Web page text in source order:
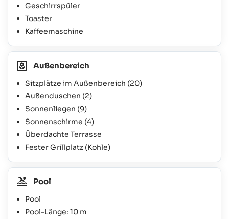
Geschirrspüler
Toaster
Kaffeemaschine
Außenbereich
Sitzplätze im Außenbereich (20)
Außenduschen (2)
Sonnenliegen (9)
Sonnenschirme (4)
Überdachte Terrasse
Fester Grillplatz (Kohle)
Pool
Pool
Pool-Länge: 10 m